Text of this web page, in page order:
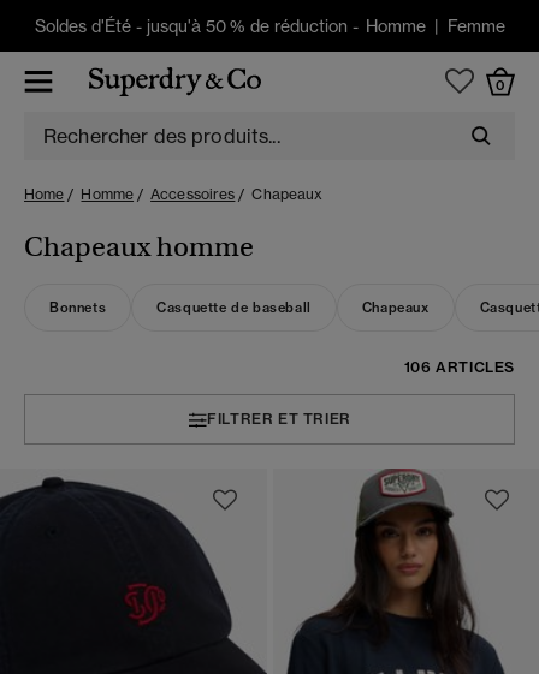
Soldes d'Été -jusqu'à 50 % de réduction - Homme| Femme
0
Home Homme Accessoires Chapeaux
Chapeaux homme
Bonnets Casquette de baseball Chapeaux
106 ARTICLES
FILTRER ET TRIER